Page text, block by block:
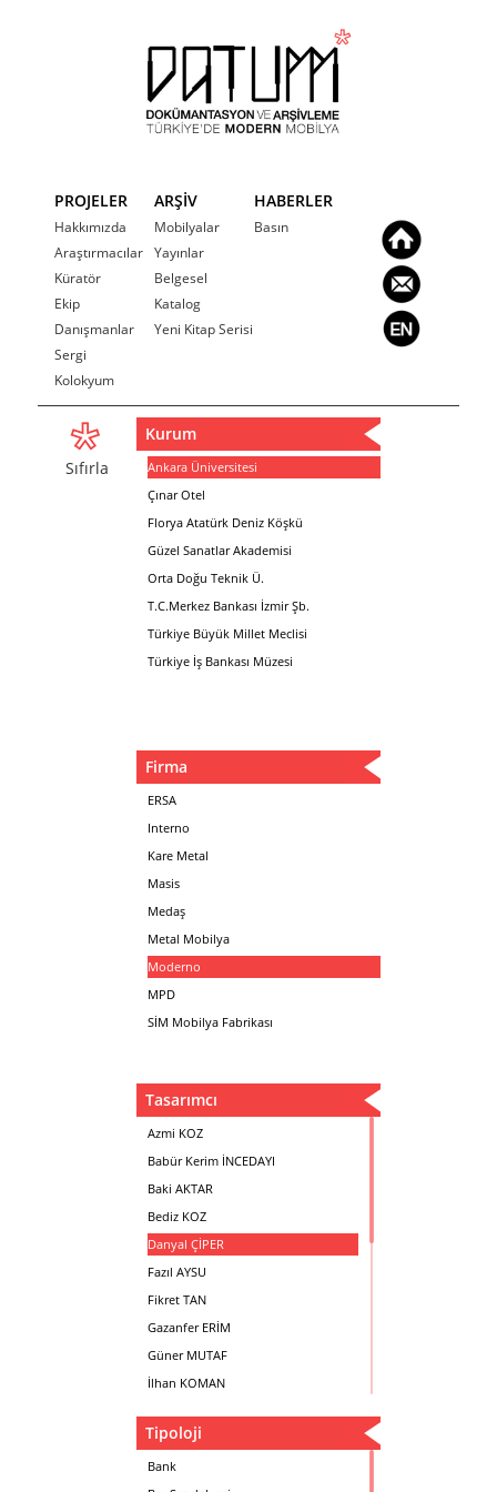
PROJELER
Hakkımızda
Araştırmacılar
Küratör
Ekip
Danışmanlar
Sergi
Kolokyum
ARŞİV
Mobilyalar
Yayınlar
Belgesel
Katalog
Yeni Kitap Serisi
HABERLER
Basın
Sıfırla
Kurum
Ankara Üniversitesi
Çınar Otel
Florya Atatürk Deniz Köşkü
Güzel Sanatlar Akademisi
Orta Doğu Teknik Ü.
T.C.Merkez Bankası İzmir Şb.
Türkiye Büyük Millet Meclisi
Türkiye İş Bankası Müzesi
Firma
ERSA
Interno
Kare Metal
Masis
Medaş
Metal Mobilya
Moderno
MPD
SİM Mobilya Fabrikası
Tasarımcı
Azmi KOZ
Babür Kerim İNCEDAYI
Baki AKTAR
Bediz KOZ
Danyal ÇİPER
Fazıl AYSU
Fikret TAN
Gazanfer ERİM
Güner MUTAF
İlhan KOMAN
Metin Atabey ATA
Minas BOYACIYAN
Tipoloji
Bank